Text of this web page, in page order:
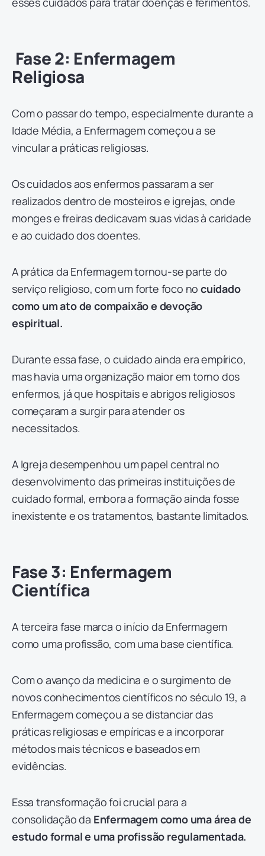
Fase 2: Enfermagem
Religiosa
Com o passar do tempo, especialmente durante a
Idade Média, a Enfermagem começou a se
vincular a práticas religiosas.
Os cuidados aos enfermos passaram a ser
realizados dentro de mosteiros e igrejas, onde
monges e freiras dedicavam suas vidas à caridade
e ao cuidado dos doentes.
A prática da Enfermagem tornou-se parte do
serviço religioso, com um forte foco no cuidado
como um ato de compaixão e devoção
espiritual.
Durante essa fase, o cuidado ainda era empírico,
mas havia uma organização maior em torno dos
enfermos, já que hospitais e abrigos religiosos
começaram a surgir para atender os
necessitados.
A Igreja desempenhou um papel central no
desenvolvimento das primeiras instituições de
cuidado formal, embora a formação ainda fosse
inexistente e os tratamentos, bastante limitados.
Fase 3: Enfermagem
Científica
A terceira fase marca o início da Enfermagem
como uma profissão, com uma base científica.
Com o avanço da medicina e o surgimento de
novos conhecimentos científicos no século 19, a
Enfermagem começou a se distanciar das
práticas religiosas e empíricas e a incorporar
métodos mais técnicos e baseados em
evidências.
Essa transformação foi crucial para a
consolidação da Enfermagem como uma área de
estudo formal e uma profissão regulamentada.